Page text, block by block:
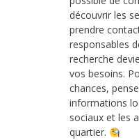
découvrir les
prendre
responsables
recherche
vos besoins.
chances,
informations
sociaux et les
quartier.